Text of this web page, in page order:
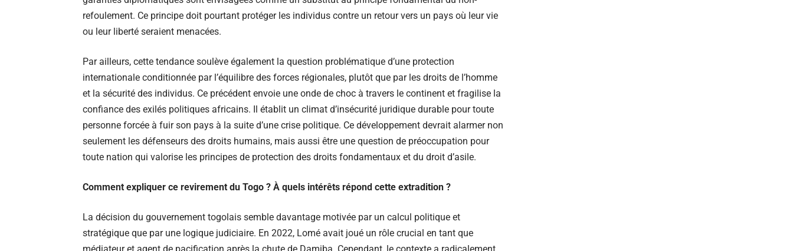
refoulement. Ce principe doit pourtant protéger les individus contre un retour vers un pays où leur vie
ou leur liberté seraient menacées.
Par ailleurs, cette tendance soulève également la question problématique d’une protection
internationale conditionnée par l’équilibre des forces régionales, plutôt que par les droits de l’homme
et la sécurité des individus. Ce précédent envoie une onde de choc à travers le continent et fragilise la
confiance des exilés politiques africains. Il établit un climat d’insécurité juridique durable pour toute
personne forcée à fuir son pays à la suite d’une crise politique. Ce développement devrait alarmer non
seulement les défenseurs des droits humains, mais aussi être une question de préoccupation pour
toute nation qui valorise les principes de protection des droits fondamentaux et du droit d’asile.
Comment expliquer ce revirement du Togo ? À quels intérêts répond cette extradition ?
La décision du gouvernement togolais semble davantage motivée par un calcul politique et
stratégique que par une logique judiciaire. En 2022, Lomé avait joué un rôle crucial en tant que
médiateur et agent de pacification après la chute de Damiba. Cependant, le contexte a radicalement